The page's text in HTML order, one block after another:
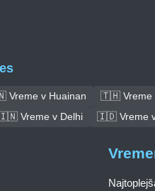
v Huainan 🇹🇭 Vreme
Vreme v Delhi 🇮🇩 Vreme v